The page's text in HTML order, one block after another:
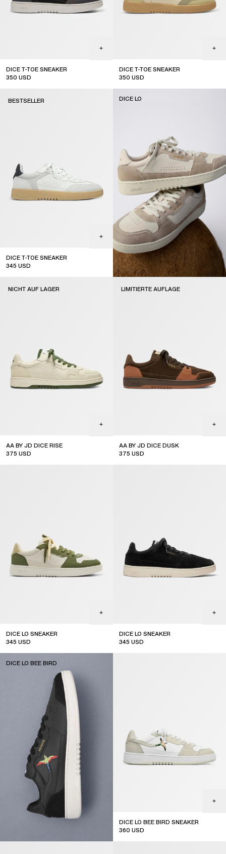
DICE T-TOE SNEAKER
350 USD
DICE T-TOE SNEAKER
350 USD
DICE T-TOE SNEAKER
345 USD
BESTSELLER DICE LO
AA BY JD DICE RISE
375 USD
NICHT AUF LAGER
AA BY JD DICE DUSK
375 USD
LIMITIERTE AUFLAGE
DICE LO SNEAKER
345 USD
DICE LO SNEAKER
345 USD
DICE LO BEE BIRD
DICE LO BEE BIRD SNEAKER
360 USD